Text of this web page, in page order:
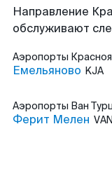
Направление
обслуживают
Аэропорты
Емельяново KJA
Аэропорты Ван
Ферит Мелен VAN